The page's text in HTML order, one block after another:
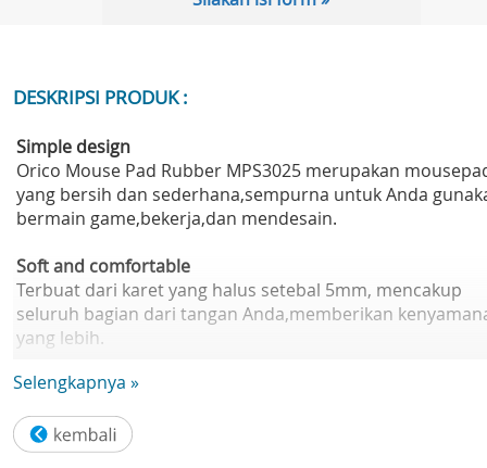
DESKRIPSI PRODUK :
Simple design
Orico Mouse Pad Rubber MPS3025 merupakan
yang bersih dan sederhana,sempurna untuk Anda
bermain game,bekerja,dan mendesain.
Soft and comfortable
Terbuat dari karet yang halus setebal 5mm, mencakup
seluruh bagian dari tangan Anda,memberikan
yang lebih.
Enough dimension
memainkan mouse Anda dengan lebih leluasa
Selengkapnya »